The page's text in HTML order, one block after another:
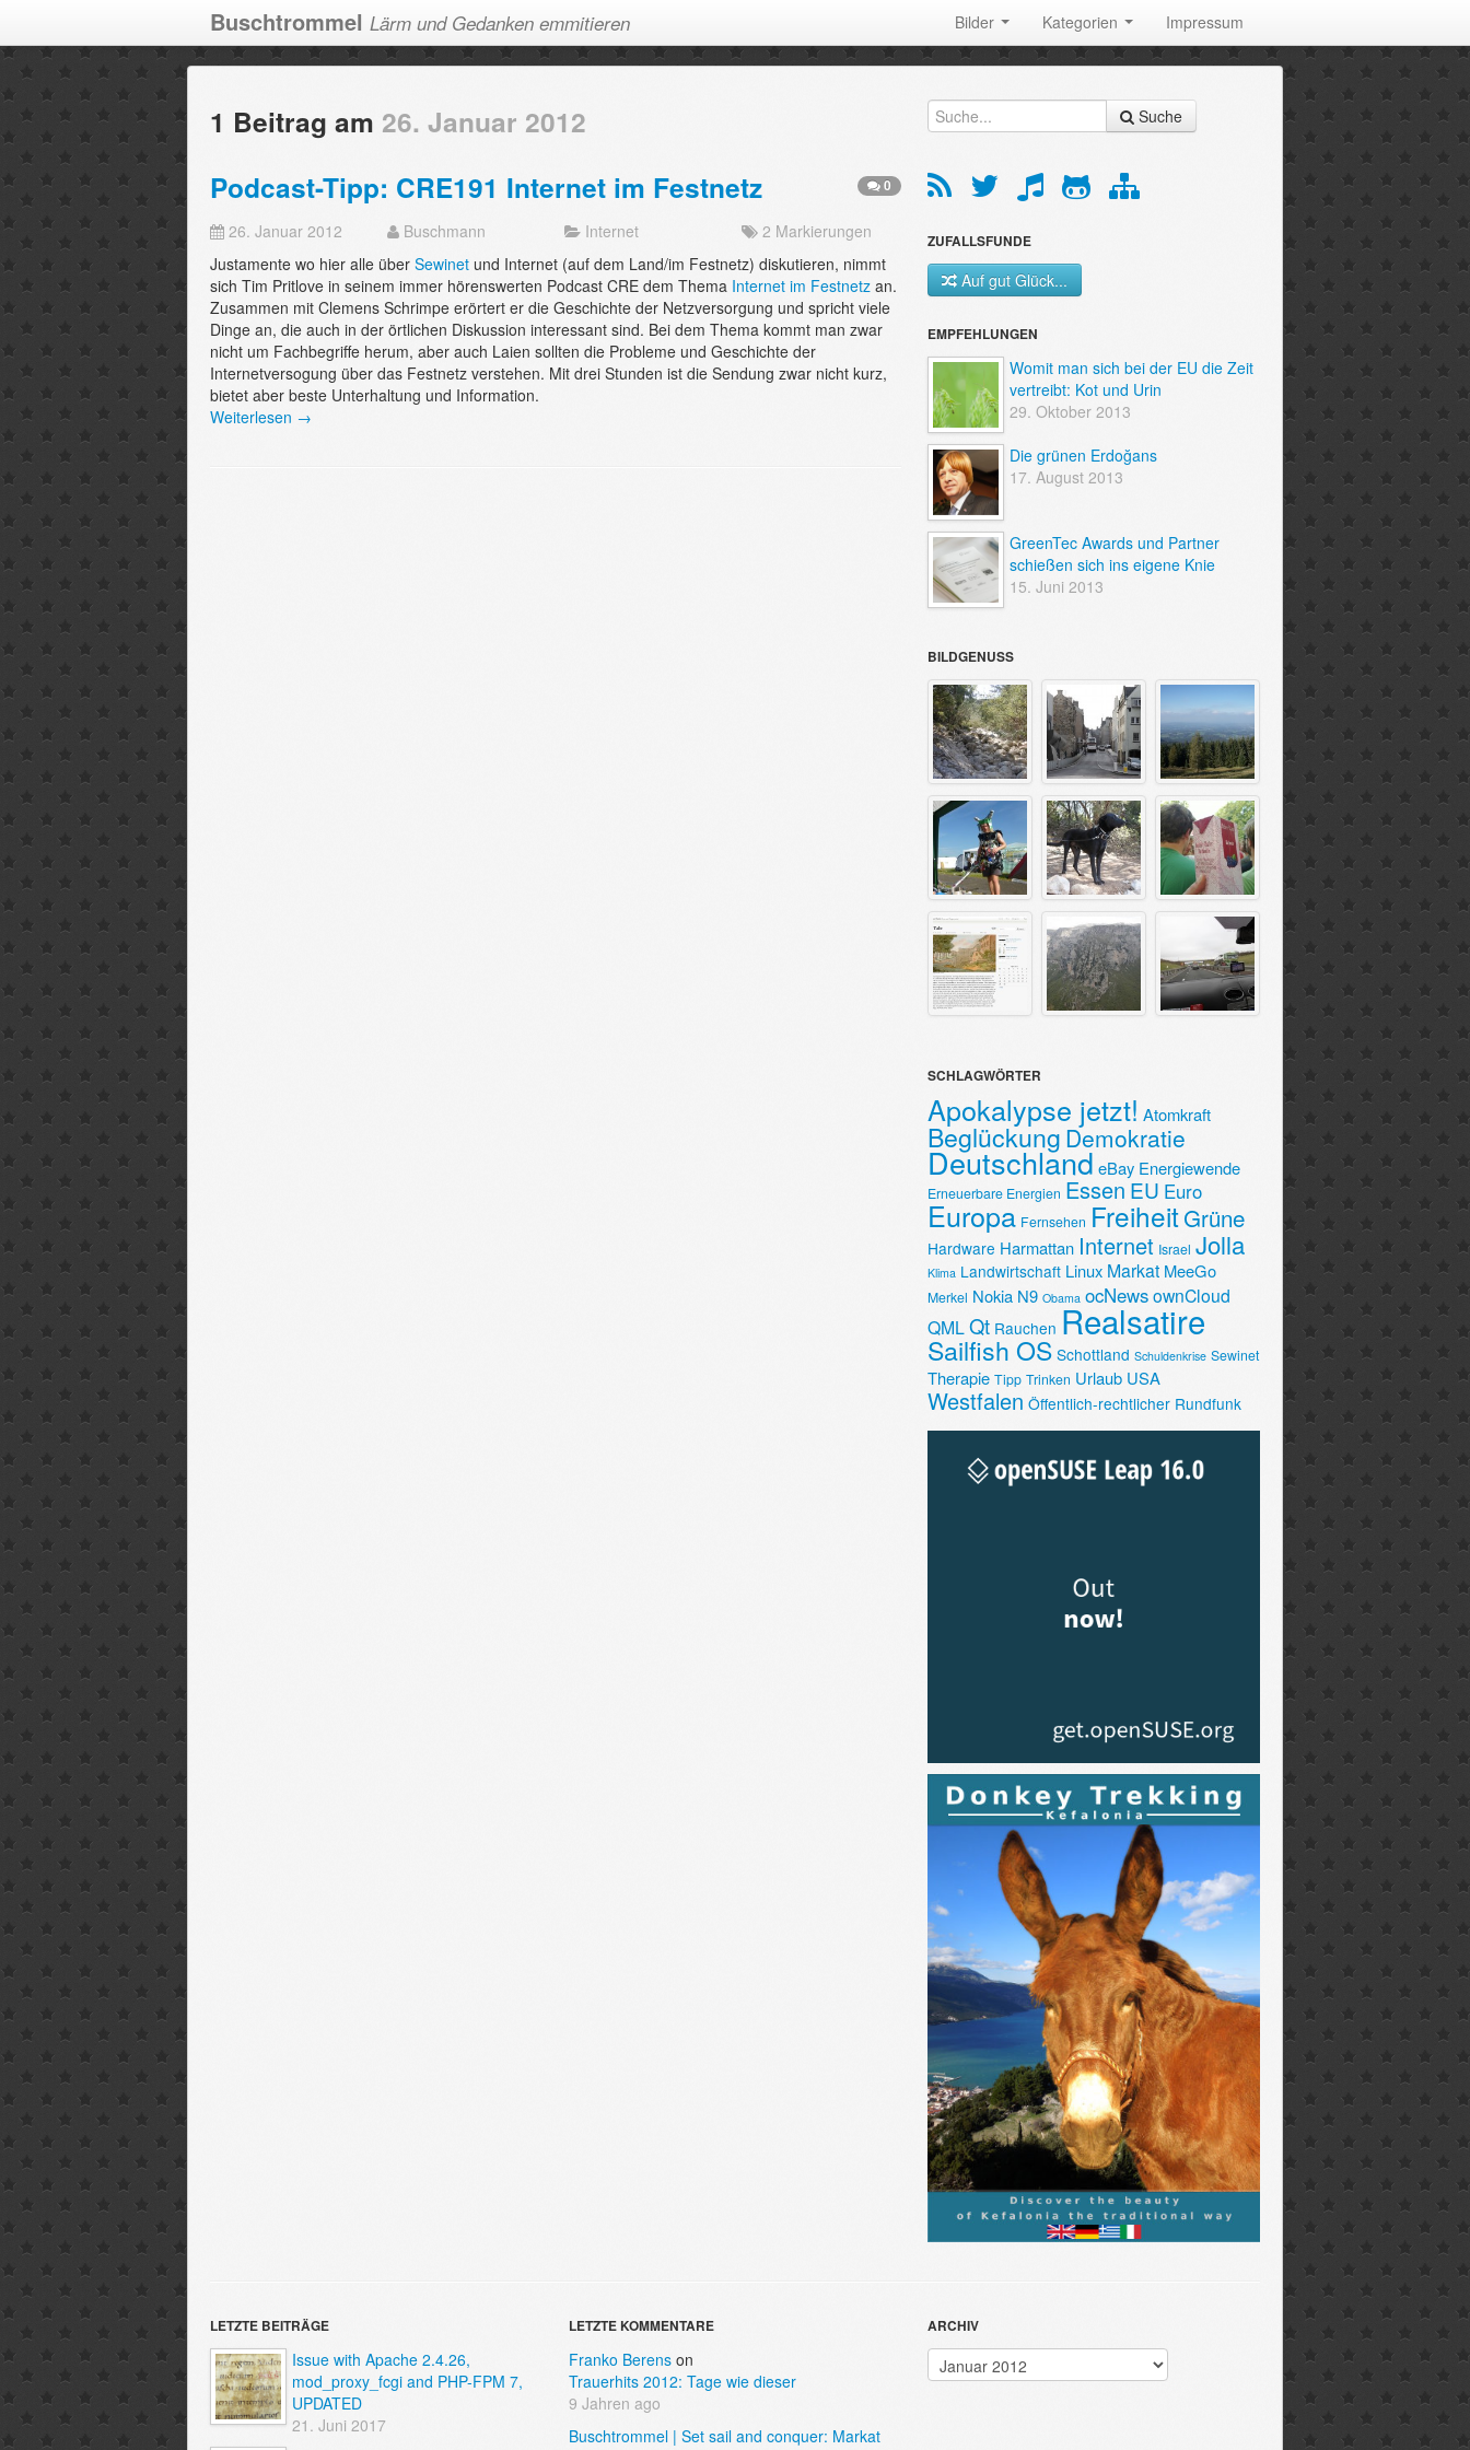
Buschtrommel Lärm und Gedanken emmitieren Bilder Kategorien Impressum
1 Beitrag am 26. Januar 2012
Podcast-Tipp: CRE191 Internet im Festnetz
0
26. Januar 2012 Buschmann Internet
2 Markierungen
Justamente wo hier alle über Sewinet und Internet (auf dem Land/im Festnetz) diskutieren, nimmt
sich Tim Pritlove in seinem immer hörenswerten Podcast CRE dem Thema Internet im Festnetz an.
Zusammen mit Clemens Schrimpe erörtert er die Geschichte der Netzversorgung und spricht viele
Dinge an, die auch in der örtlichen Diskussion interessant sind. Bei dem Thema kommt man zwar
nicht um Fachbegriffe herum, aber auch Laien sollten die Probleme und Geschichte der
Internetversogung über das Festnetz verstehen. Mit drei Stunden ist die Sendung zwar nicht kurz,
bietet aber beste Unterhaltung und Information.
Weiterlesen →
Suche
ZUFALLSFUNDE
Auf gut Glück...
EMPFEHLUNGEN
Womit man sich bei der EU die Zeit
vertreibt: Kot und Urin
29. Oktober 2013
Die grünen Erdoğans
17. August 2013
GreenTec Awards und Partner
schießen sich ins eigene Knie
15. Juni 2013
BILDGENUSS
SCHLAGWÖRTER
Apokalypse jetzt! Atomkraft
Beglückung Demokratie
Deutschland eBay Energiewende
Erneuerbare Energien Essen EU Euro
Europa Fernsehen FreiheitGrüne
Hardware Harmattan Internet Israel Jolla
Klima Landwirtschaft Linux Markat MeeGo
Merkel Nokia N9 Obama ocNewsownCloud
QMLQt Rauchen Realsatire
Sailfish OS Schottland Schuldenkrise Sewinet
Therapie Tipp Trinken Urlaub USA
Westfalen Öffentlich-rechtlicher Rundfunk
LETZTE BEITRÄGE
Issue with Apache 2.4.26,
mod_proxy_fcgi and PHP-FPM 7,
UPDATED
21. Juni 2017
LETZTE KOMMENTARE
Franko Berens on
Trauerhits 2012: Tage wie dieser
9 Jahren ago
Buschtrommel | Set sail and conquer: Markat
ARCHIV
Archiv